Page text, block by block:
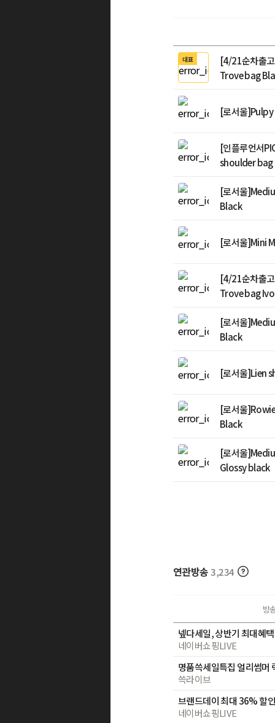
대표
[4/21순차출
Trove bag
[로서울
[인플루언서
shoulder bag
[로서울
Black
[로서울]Mini
[4/21순차출
Trove bag
[로서울
Black
[로서울]Lien
[로서울
Black
[로서울
Glossy black
연관방송 3,234
방
넾다세일, 상반기 최대혜
네이버쇼핑LIVE
쓱라이브
브랜드데이 최대 36% 할
네이버쇼핑LIVE